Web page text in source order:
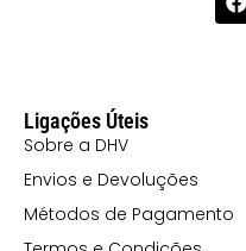
Ligações Úteis
Sobre a DHV
Envios e Devoluções
Métodos de Pagamento